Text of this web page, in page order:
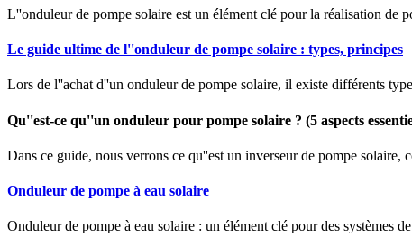
L''onduleur de pompe solaire est un élément clé pour la réalisation de
Le guide ultime de l''onduleur de pompe solaire : types, principes
Lors de l''achat d''un onduleur de pompe solaire, il existe différents
Qu''est-ce qu''un onduleur pour pompe solaire ? (5 aspects
Dans ce guide, nous verrons ce qu''est un inverseur de pompe solaire,
Onduleur de pompe à eau solaire
Onduleur de pompe à eau solaire : un élément clé pour des systèmes